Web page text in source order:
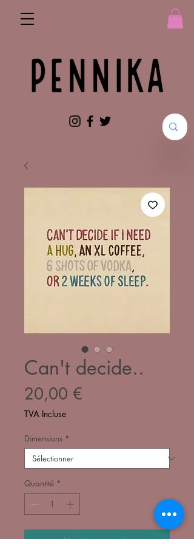
Can't decide..
20,00 €
TVA Incluse
Dimensions *
Quantité *
Ajouter au panier